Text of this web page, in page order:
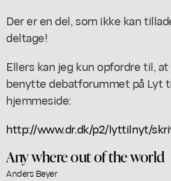
Der er en del, som ikke kan
deltage!
Ellers kan jeg kun opfordre til,
benytte debatforummet på Lyt
hjemmeside:
http://www.dr.dk/p2/lyttilnyt/
Any where out of the world
Anders Beyer